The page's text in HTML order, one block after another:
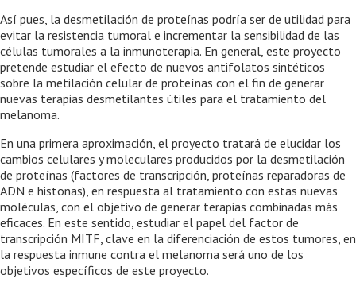
Así pues, la desmetilación de proteínas podría ser de utilidad para
evitar la resistencia tumoral e incrementar la sensibilidad de las
células tumorales a la inmunoterapia. En general, este proyecto
pretende estudiar el efecto de nuevos antifolatos sintéticos
sobre la metilación celular de proteínas con el fin de generar
nuevas terapias desmetilantes útiles para el tratamiento del
melanoma.
En una primera aproximación, el proyecto tratará de elucidar los
cambios celulares y moleculares producidos por la desmetilación
de proteínas (factores de transcripción, proteínas reparadoras de
ADN e histonas), en respuesta al tratamiento con estas nuevas
moléculas, con el objetivo de generar terapias combinadas más
eficaces. En este sentido, estudiar el papel del factor de
transcripción MITF, clave en la diferenciación de estos tumores, en
la respuesta inmune contra el melanoma será uno de los
objetivos específicos de este proyecto.